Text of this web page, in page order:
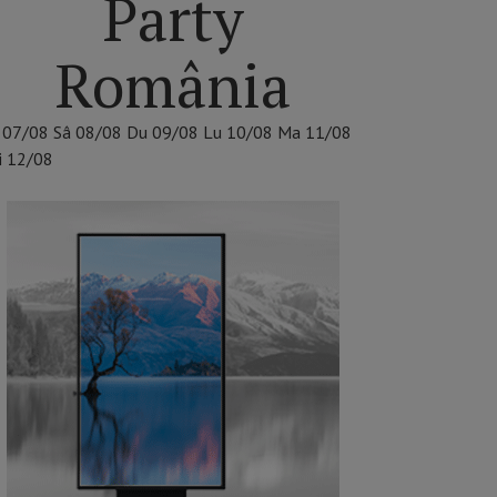
Party
România
07/08 Sâ 08/08 Du 09/08 Lu 10/08 Ma 11/08
12/08